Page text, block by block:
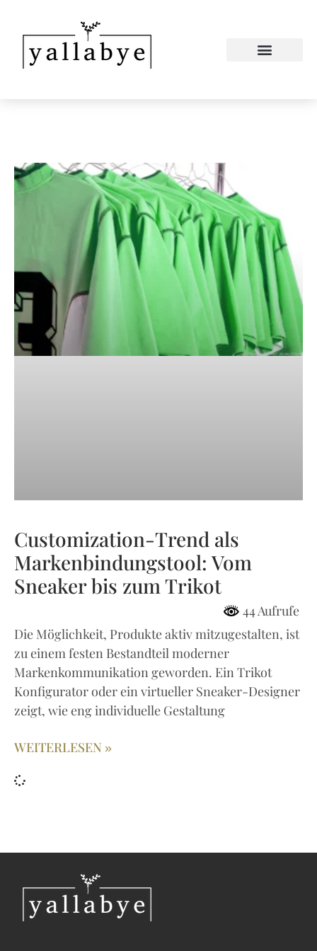
Customization-Trend als
Markenbindungstool: Vom
Sneaker bis zum Trikot
44 Aufrufe
Die Möglichkeit, Produkte aktiv mitzugestalten, ist
zu einem festen Bestandteil moderner
Markenkommunikation geworden. Ein Trikot
Konfigurator oder ein virtueller Sneaker-Designer
zeigt, wie eng individuelle Gestaltung
WEITERLESEN »